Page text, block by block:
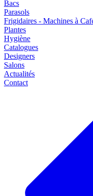
Bacs
Parasols
Frigidaires - Machines à
Plantes
Hygiène
Catalogues
Designers
Salons
Actualités
Contact